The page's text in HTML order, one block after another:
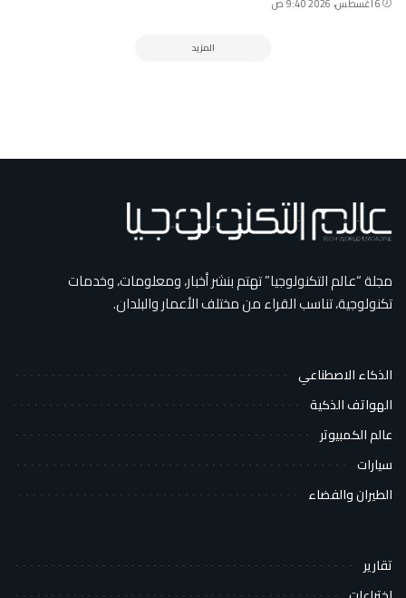
المزيد
مجلة “عالم التكنولوجيا” تهتم بنشر أخبار، ومعلومات، وخدمات
تكنولوجية، تناسب القراء من مختلف الأعمار والبلدان.
الذكاء الاصطناعي
الهواتف الذكية
عالم الكمبيوتر
سيارات
الطيران والفضاء
تقارير